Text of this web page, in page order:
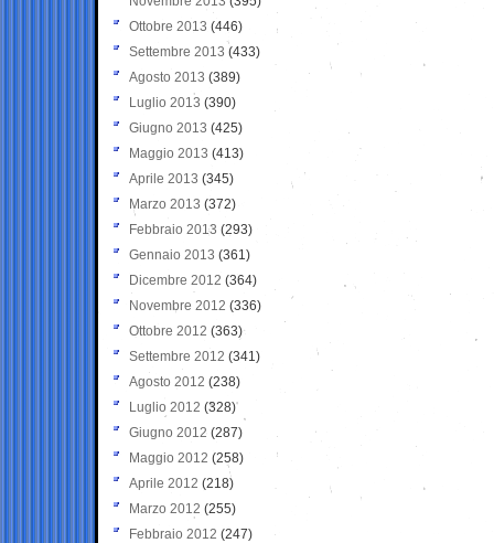
Ottobre 2013 (446)
Settembre 2013 (433)
Agosto 2013 (389)
Luglio 2013 (390)
Giugno 2013 (425)
Maggio 2013 (413)
Aprile 2013 (345)
Marzo 2013 (372)
Febbraio 2013 (293)
Gennaio 2013 (361)
Dicembre 2012 (364)
Novembre 2012 (336)
Ottobre 2012 (363)
Settembre 2012 (341)
Agosto 2012 (238)
Luglio 2012 (328)
Giugno 2012 (287)
Maggio 2012 (258)
Aprile 2012 (218)
Marzo 2012 (255)
Febbraio 2012 (247)